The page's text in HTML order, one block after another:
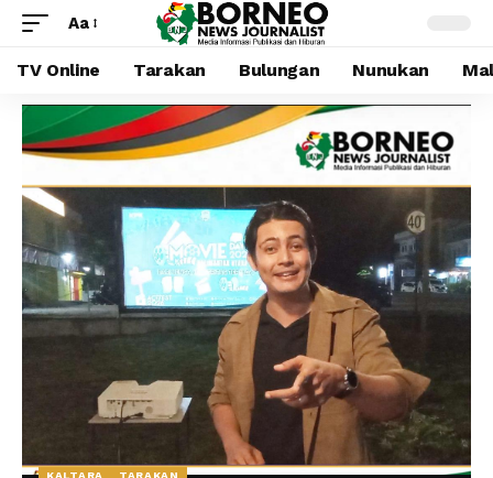
Aa
TV Online Tarakan Bulungan Nunukan
KALTARA TARAKAN